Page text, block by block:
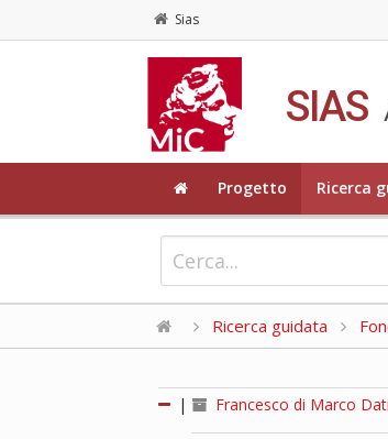
Sias
SIAS
Progetto Ricerca
Ricerca guidata
| Francesco di Marco